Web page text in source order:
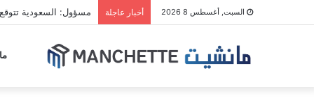
السبت, أغسطس 8 2026 أخبار عاجلة مسؤول: السعودية